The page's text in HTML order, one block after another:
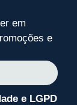
em
e
e LGPD